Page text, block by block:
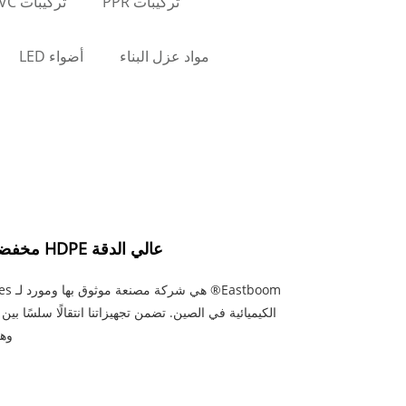
أضواء LED مواد عزل البناء
عالي الدقة HDPE مخفضة مخفضة خاصة لخطوط الأنابيب الكيميائية
الكيميائية في الصين. تضمن تجهيزاتنا انتقالًا سلسًا